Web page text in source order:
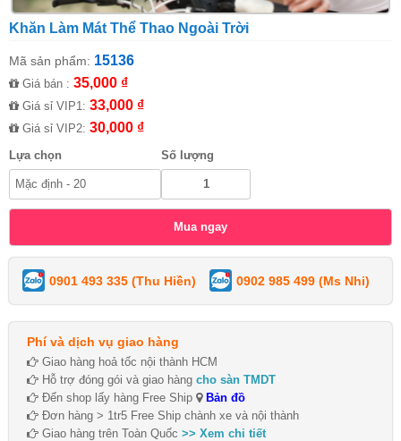
Khăn Làm Mát Thể Thao Ngoài Trời
Mã sản phẩm: 15136
Giá bán : 35,000 ₫
Giá sỉ VIP1: 33,000 ₫
Giá sỉ VIP2: 30,000 ₫
Lựa chọn Số lượng
0901 493 335 (Thu Hiền) 0902 985 499 (Ms Nhi)
Phí và dịch vụ giao hàng
Giao hàng hoả tốc nội thành HCM
Hỗ trợ đóng gói và giao hàng cho sàn TMDT
Đến shop lấy hàng Free Ship
Bản đồ
Đơn hàng > 1tr5 Free Ship chành xe và nội thành
Giao hàng trên Toàn Quốc >> Xem chi tiết